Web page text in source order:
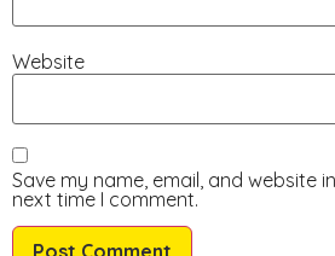
Website
Save my name, email, and website
next time I comment.